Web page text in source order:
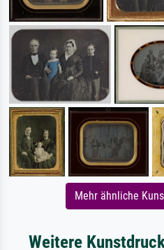
Mehr ähnliche
Weitere